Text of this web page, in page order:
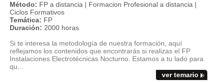
Método: FP a distancia | Formacion Profesional a distancia |
Ciclos Formativos
Temática: FP
Duración: 2000 horas
Si te interesa la metodología de nuestra formación, aquí
reflejamos los contenidos que encontrarás si realizas el FP
Instalaciones Electrotécnicas Nocturno. Estamos a tu lado para
qu...
ver temario